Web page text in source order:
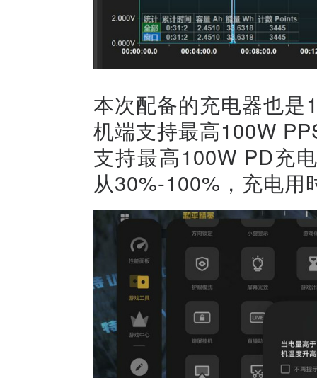
本次配备的充电器也
机端支持最高100W
支持最高100W PD充
从30%-100%，充电用